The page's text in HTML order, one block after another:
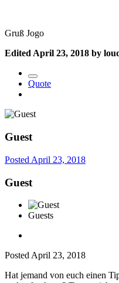
Gruß Jogo
EditedApril 23, 2018 by
Quote
Guest
Posted April 23, 2018
Guest
Guests
Posted April 23, 2018
Hat jemand von euch einen